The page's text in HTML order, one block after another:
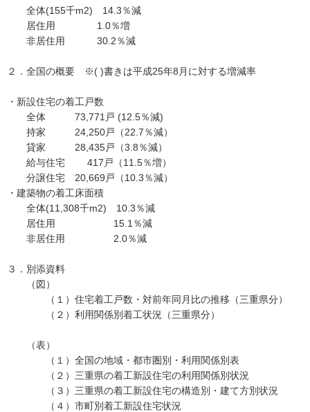
全体(155千m2) 14.3％減
居住用 1.0％増
非居住用 30.2％減
２．全国の概要 ※( )書きは平成25年8月に対する増減率
・新設住宅の着工戸数
全体 73,771戸 (12.5％減)
持家 24,250戸（22.7％減）
貸家 28,435戸（3.8％減）
給与住宅 417戸（11.5％増）
分譲住宅 20,669戸（10.3％減）
・建築物の着工床面積
全体(11,308千m2) 10.3％減
居住用 15.1％減
非居住用 2.0％減
３．別添資料
（図）
（１）住宅着工戸数・対前年同月比の推移（三重県分）
（２）利用関係別着工状況（三重県分）
（表）
（１）全国の地域・都市圏別・利用関係別表
（２）三重県の着工新設住宅の利用関係別状況
（３）三重県の着工新設住宅の構造別・建て方別状況
（４）市町別着工新設住宅状況